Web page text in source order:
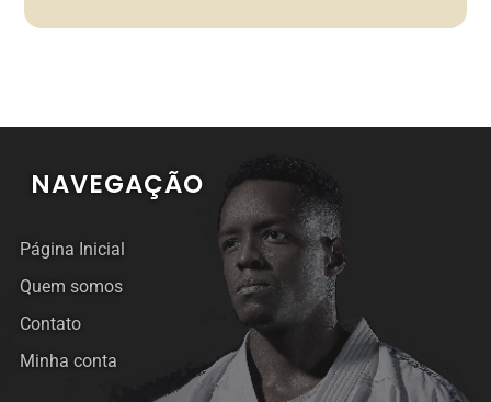
NAVEGAÇÃO
Página Inicial
Quem somos
Contato
Minha conta